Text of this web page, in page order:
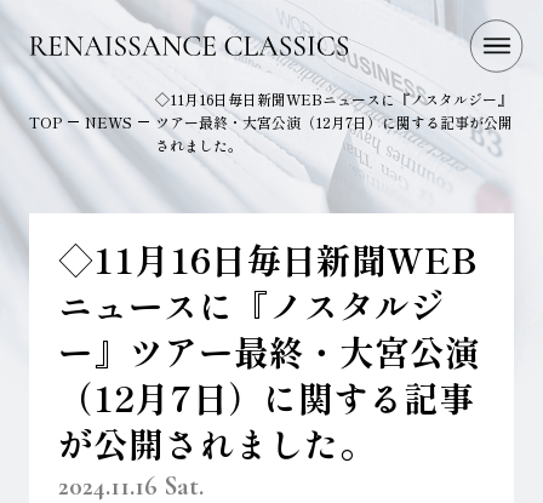
TOP NEWS
◇11月16日毎日新聞WEBニュースに『ノスタルジー』
ツアー最終・大宮公演（12月7日）に関する記事が公開
されました。
◇11月16日毎日新聞WEB
ニュースに『ノスタルジ
ー』ツアー最終・大宮公演
（12月7日）に関する記事
が公開されました。
2024.11.16 Sat.